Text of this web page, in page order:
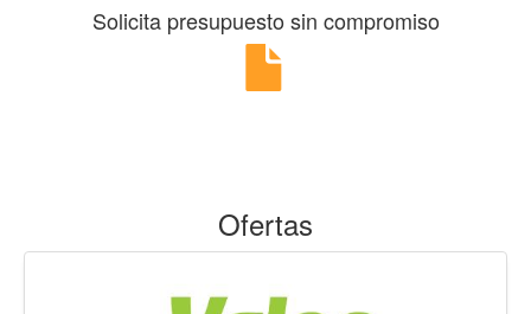
Solicita presupuesto sin compromiso
Ofertas